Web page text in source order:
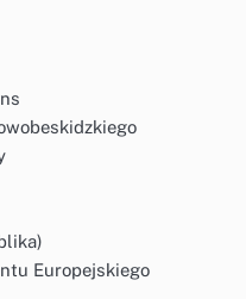
Europejskiego